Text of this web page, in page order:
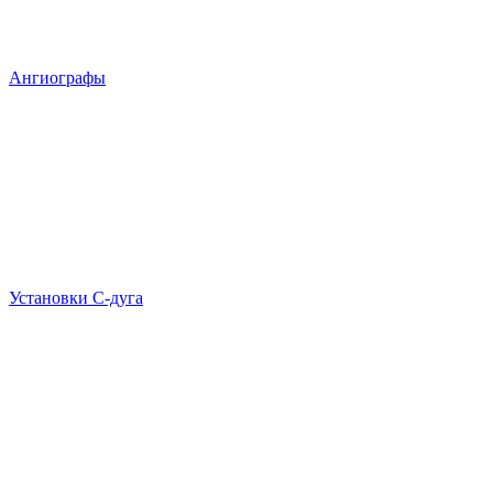
Ангиографы
Установки С-дуга